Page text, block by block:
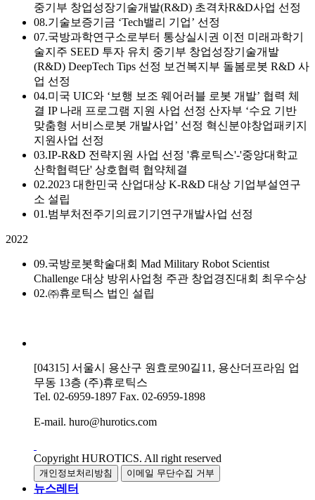
중기부 창업성장기술개발(R&D) 초격차R&D사업 선정
08.기술보증기금 ‘Tech밸리 기업’ 선정
07.국방과학연구소로부터 통상실시권 이전 미래과학기
술지주 SEED 투자 유치
중기부 창업성장기술개발
(R&D) DeepTech Tips 선정 보건복지부 돌봄로봇 R&D 사
업 선정
04.미국 UIC와 ‘보행 보조 웨어러블 로봇 개발’ 협력 체
결 IP 나래 프로그램 지원 사업 선정 산자부 ‘수요 기반
맞춤형 서비스로봇 개발사업’ 선정 혁신분야창업패키지
지원사업 선정
03.IP-R&D 전략지원 사업 선정 '휴로틱스'-'중앙대학교
산학협력단' 상호협력 협약체결
02.2023 대한민국 산업대상 K-R&D 대상 기업부설연구
소 설립
01.범부처전주기의료기기연구개발사업 선정
2022
09.국방로봇학술대회 Mad Military Robot Scientist
Challenge 대상 방위사업청 주관 창업경진대회 최우수상
02.㈜휴로틱스 법인 설립
[04315] 서울시 용산구 원효로90길11, 용산더프라임 업
무동 13층 (주)휴로틱스
Tel. 02-6959-1897 Fax. 02-6959-1898
E-mail. huro@hurotics.com
Copyright HUROTICS. All right reserved
개인정보처리방침 이메일 무단수집 거부
뉴스레터